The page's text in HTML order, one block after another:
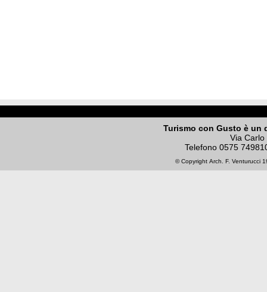
Turismo con Gusto è un
Via
Telefono 0575
© Copyright Arch. F. Venturucci